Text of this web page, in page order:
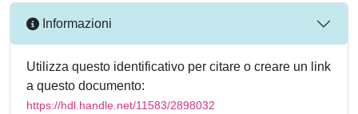
Informazioni
Utilizza questo identificativo per citare o creare un link
a questo documento:
https://hdl.handle.net/11583/2898032